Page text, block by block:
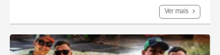
Ver mais